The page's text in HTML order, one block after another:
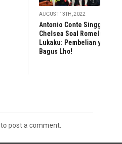
AUGUST 13TH, 2022
Antonio Conte Singgung
Chelsea Soal Romelu
Lukaku: Pembelian yang
Bagus Lho!
to post a comment.